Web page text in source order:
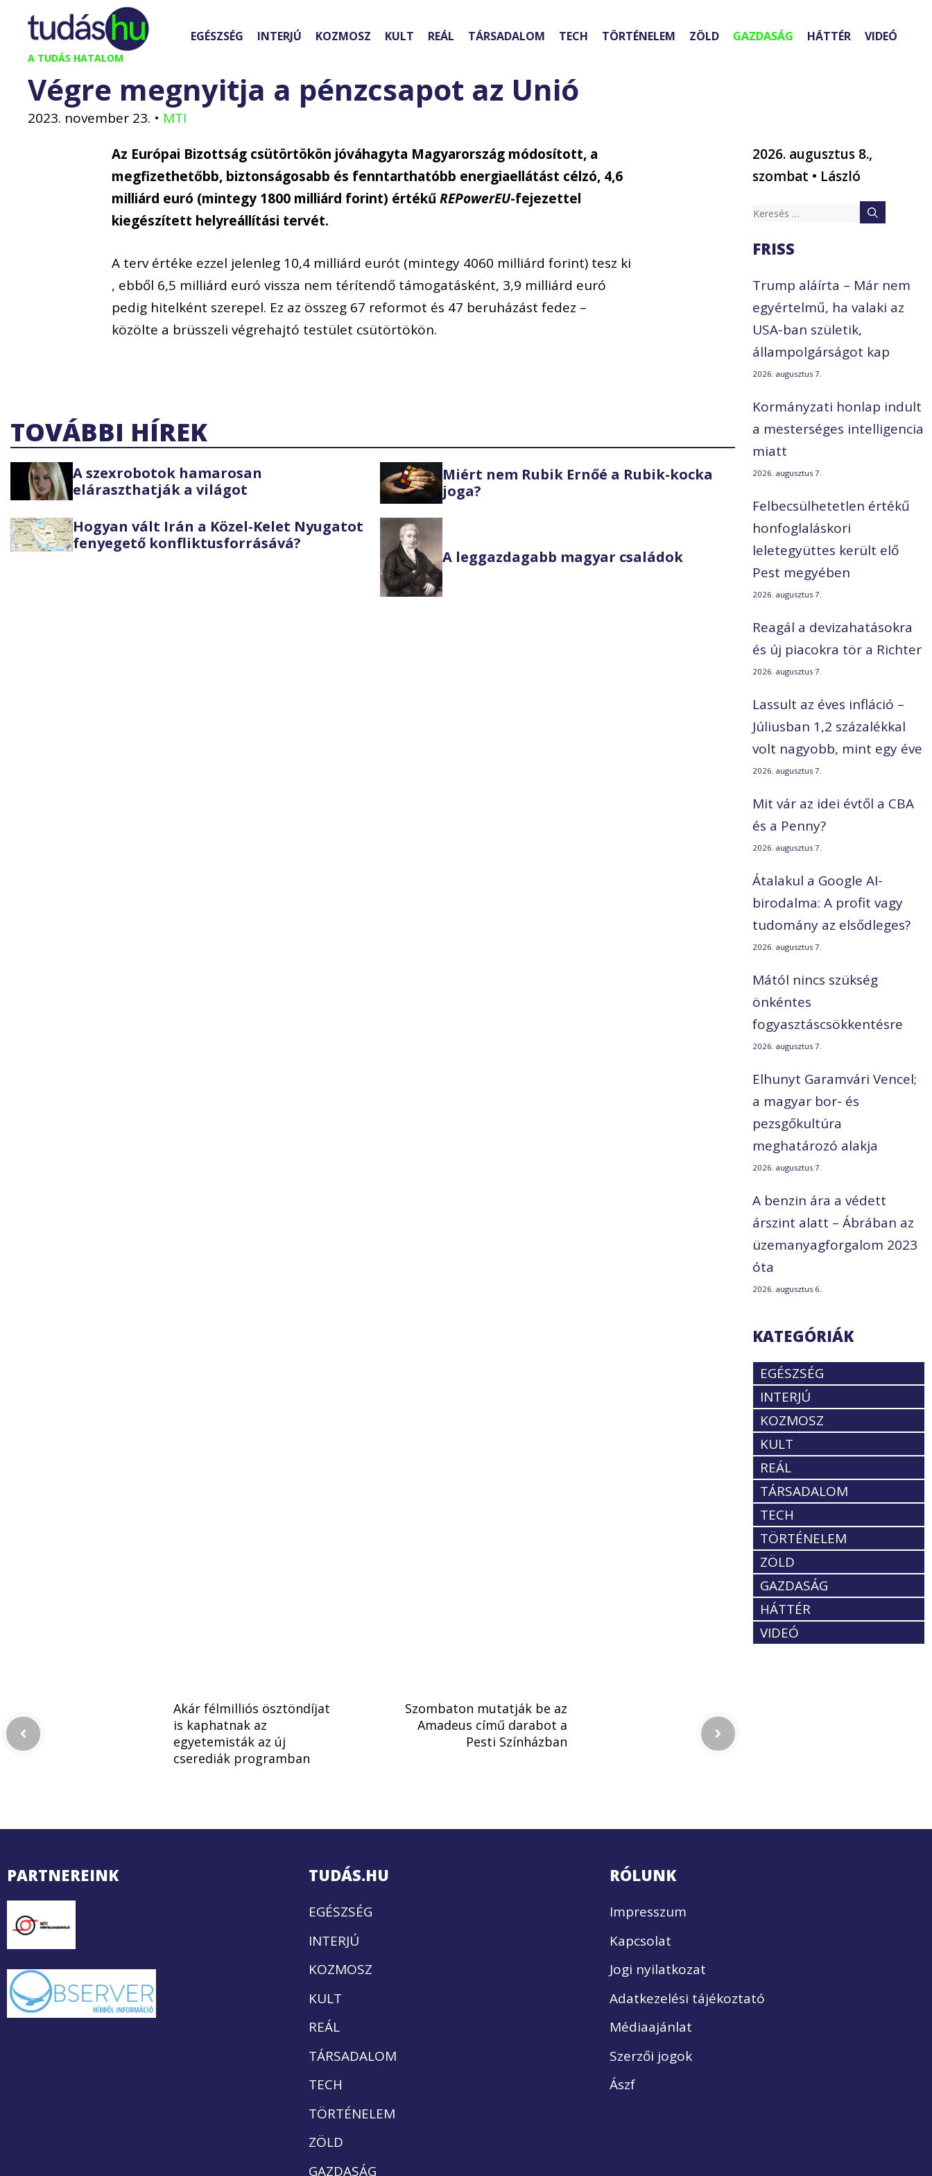
Kilépés
tartalomba
A TUDÁS HATALOM
EGÉSZSÉG INTERJÚ KOZMOSZ KULT REÁL TÁRSADALOM TECH TÖRTÉNELEM ZÖLD GAZDASÁG HÁTTÉR VIDEÓ
Végre megnyitja a pénzcsapot az Unió
2023. november 23. • MTI
Az Európai Bizottság csütörtökön jóváhagyta Magyarország módosított, a
megfizethetőbb, biztonságosabb és fenntarthatóbb energiaellátást célzó, 4,6
milliárd euró (mintegy 1800 milliárd forint) értékűREPowerEU-fejezettel
kiegészített helyreállítási tervét.
A terv értéke ezzel jelenleg 10,4 milliárd eurót (mintegy 4060 milliárd forint) tesz ki
, ebből 6,5 milliárd euró vissza nem térítendő támogatásként, 3,9 milliárd euró
pedig hitelként szerepel. Ez az összeg 67 reformot és 47 beruházást fedez –
közölte a brüsszeli végrehajtó testület csütörtökön.
TOVÁBBI HÍREK
A szexrobotok hamarosan
eláraszthatják a világot
Miért nem Rubik Ernőé a Rubik-kocka
joga?
Hogyan vált Irán a Közel-Kelet Nyugatot
fenyegető konfliktusforrásává?
A leggazdagabb magyar családok
2026. augusztus 8.,
szombat • László
Keresés:
FRISS
Trump aláírta – Már nem
egyértelmű, ha valaki az
USA-ban születik,
állampolgárságot kap
2026. augusztus 7.
Kormányzati honlap indult
a mesterséges intelligencia
miatt
2026. augusztus 7.
Felbecsülhetetlen értékű
honfoglaláskori
leletegyüttes került elő
Pest megyében
2026. augusztus 7.
Reagál a devizahatásokra
és új piacokra tör a Richter
2026. augusztus 7.
Lassult az éves infláció –
Júliusban 1,2 százalékkal
volt nagyobb, mint egy éve
2026. augusztus 7.
Mit vár az idei évtől a CBA
és a Penny?
2026. augusztus 7.
Átalakul a Google AI-
birodalma: A profit vagy
tudomány az elsődleges?
2026. augusztus 7.
Mától nincs szükség
önkéntes
fogyasztáscsökkentésre
2026. augusztus 7.
Elhunyt Garamvári Vencel;
a magyar bor- és
pezsgőkultúra
meghatározó alakja
2026. augusztus 7.
A benzin ára a védett
árszint alatt – Ábrában az
üzemanyagforgalom 2023
óta
2026. augusztus 6.
KATEGÓRIÁK
EGÉSZSÉG
INTERJÚ
KOZMOSZ
KULT
REÁL
TÁRSADALOM
TECH
TÖRTÉNELEM
ZÖLD
GAZDASÁG
HÁTTÉR
VIDEÓ
Akár félmilliós ösztöndíjat
is kaphatnak az
egyetemisták az új
cserediák programban
Szombaton mutatják be az
Amadeus című darabot a
Pesti Színházban
PARTNEREINK TUDÁS.HU
EGÉSZSÉG
INTERJÚ
KOZMOSZ
KULT
REÁL
TÁRSADALOM
TECH
TÖRTÉNELEM
ZÖLD
GAZDASÁG
RÓLUNK
Impresszum
Kapcsolat
Jogi nyilatkozat
Adatkezelési tájékoztató
Médiaajánlat
Szerzői jogok
Ászf